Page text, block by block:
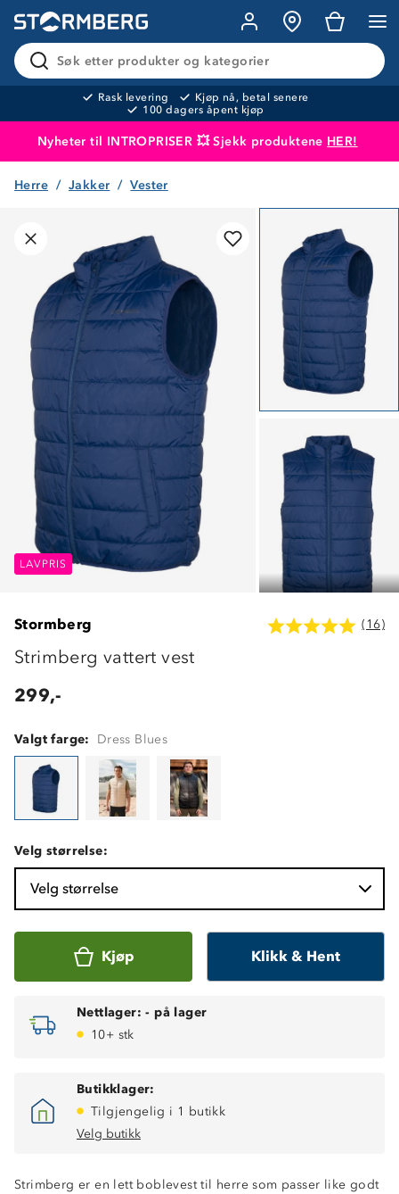
Søk etter produkter og kategorier
Rask levering
Kjøp nå, betal senere
100 dagers åpent kjøp
Nyheter til INTROPRISER 💥 Sjekk produktene HER!
Produktet er lagt i handlekurven
Herre Jakker Vester
LAVPRIS LAVPRIS
LAVPRIS
Stormberg (16)
Strimberg vattert vest
299,-
Valgt farge: Dress Blues
Velg størrelse:
Velg størrelse
Kjøp Klikk & Hent
Nettlager: - på lager
10+ stk
Butikklager:
Tilgjengelig i 1 butikk
Velg butikk
Strimberg er en lett boblevest til herre som passer like godt